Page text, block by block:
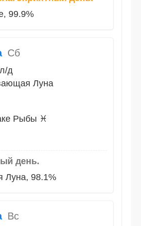
99.9%
Сб
д
Луна
Рыбы ♓
день.
98.1%
Вс